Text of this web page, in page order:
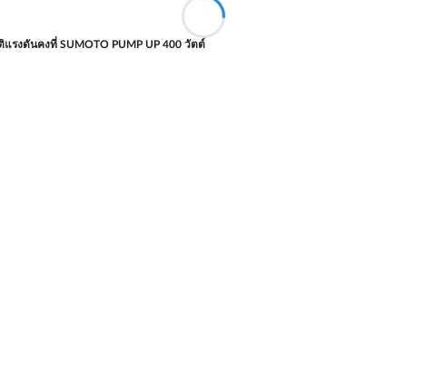
รงดันคงที่ SUMOTO PUMP UP 400 วัตต์